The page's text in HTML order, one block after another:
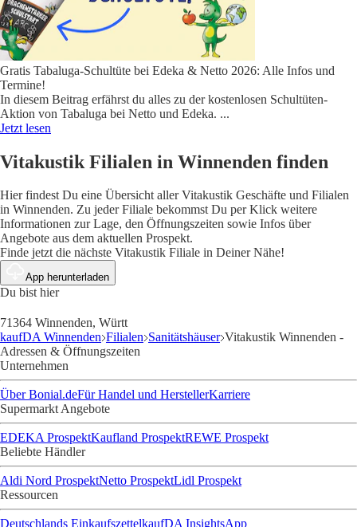
Gratis Tabaluga-Schultüte bei Edeka & Netto 2026: Alle Infos und
Termine!
In diesem Beitrag erfährst du alles zu der kostenlosen Schultüten-
Aktion von Tabaluga bei Netto und Edeka. ...
Jetzt lesen
Vitakustik Filialen in Winnenden finden
Hier findest Du eine Übersicht aller Vitakustik Geschäfte und Filialen
in Winnenden. Zu jeder Filiale bekommst Du per Klick weitere
Informationen zur Lage, den Öffnungszeiten sowie Infos über
Angebote aus dem aktuellen Prospekt.
Finde jetzt die nächste Vitakustik Filiale in Deiner Nähe!
App herunterladen
Du bist hier
71364 Winnenden, Württ
kaufDA Winnenden Filialen Sanitätshäuser Vitakustik Winnenden -
Adressen & Öffnungszeiten
Unternehmen
Über Bonial.deFür Handel und HerstellerKarriere
Supermarkt Angebote
EDEKA ProspektKaufland ProspektREWE Prospekt
Beliebte Händler
Aldi Nord ProspektNetto ProspektLidl Prospekt
Ressourcen
Deutschlands EinkaufszettelkaufDA InsightsApp